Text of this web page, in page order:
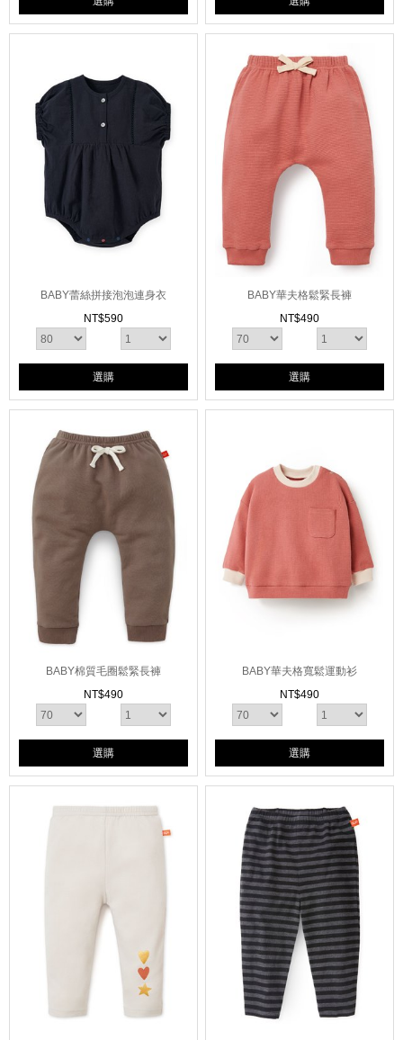
BABY蕾絲拼接泡泡連身衣
NT$590
選購
BABY華夫格鬆緊長褲
NT$490
選購
BABY棉質毛圈鬆緊長褲
NT$490
選購
BABY華夫格寬鬆運動衫
NT$490
選購